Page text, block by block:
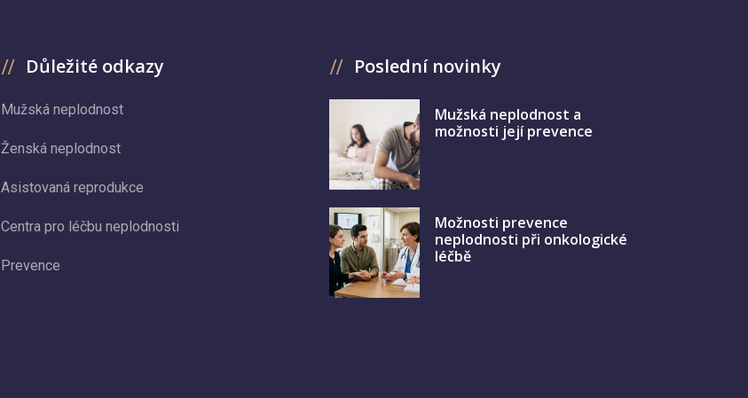
Důležité odkazy
Mužská neplodnost
Ženská neplodnost
Asistovaná reprodukce
Centra pro léčbu neplodnosti
Prevence
Poslední novinky
Mužská neplodnost a
možnosti její prevence
Možnosti prevence
neplodnosti při onkologické
léčbě